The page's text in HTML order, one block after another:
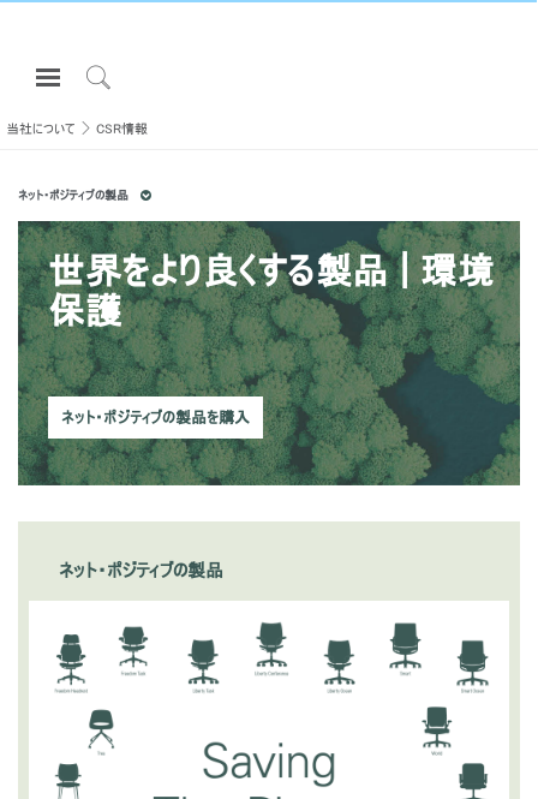
Open
Menu to
サインインまたは登録
プロダクト
エルゴノミクス
リソース
当社について
お問い合わせ先
Partners
サポート
Opens
Facebook
Opens
Twitter
Opens
Linkedin
Opens
to
Instagram
Opens
Humanscale
Opens
Pinterest
Opens
YouTube
当社について CSR情報
ネット・ポジティブの製品
世界をより良くする製品 | 環境
保護
ネット・ポジティブの製品を購入
ネット・ポジティブの製品